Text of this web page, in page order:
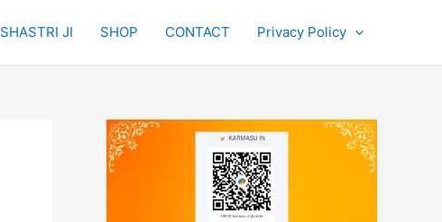
SHASTRI JI SHOP CONTACT Privacy Policy